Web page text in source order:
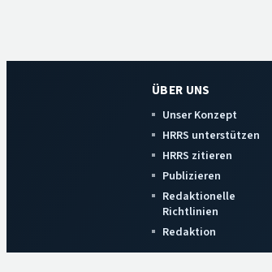
ÜBER UNS
Unser Konzept
HRRS unterstützen
HRRS zitieren
Publizieren
Redaktionelle
Richtlinien
Redaktion